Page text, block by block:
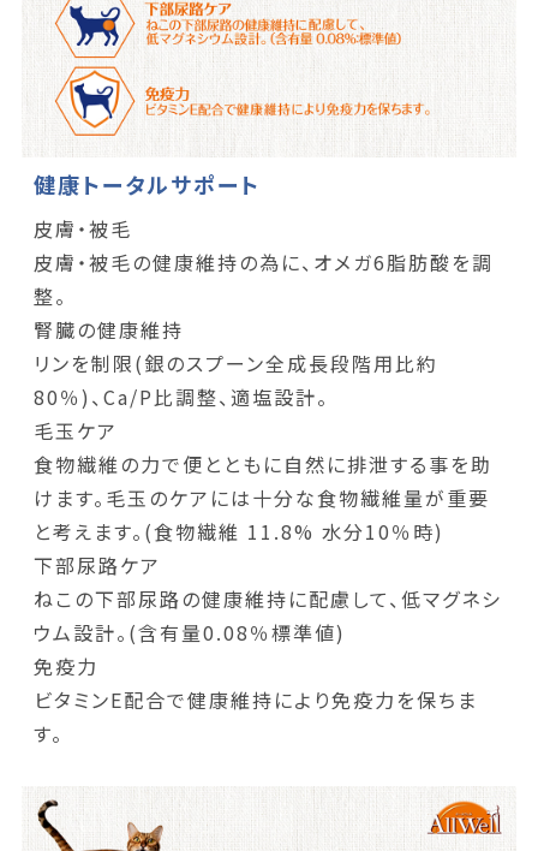
健康トータルサポート
皮膚・被毛
皮膚・被毛の健康維持の為に、オメガ6脂肪酸を調
整。
腎臓の健康維持
リンを制限(銀のスプーン全成長段階用比約
80％)、Ca/P比調整、適塩設計。
毛玉ケア
食物繊維の力で便とともに自然に排泄する事を助
けます。毛玉のケアには十分な食物繊維量が重要
と考えます。(食物繊維 11.8% 水分10％時)
下部尿路ケア
ねこの下部尿路の健康維持に配慮して、低マグネシ
ウム設計。(含有量0.08％標準値)
免疫力
ビタミンE配合で健康維持により免疫力を保ちま
す。